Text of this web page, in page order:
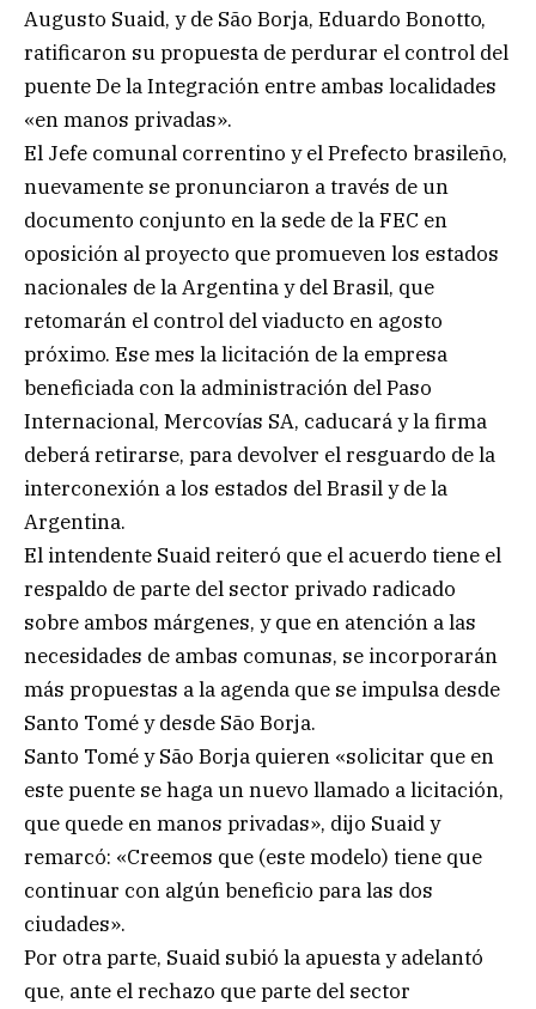
Augusto Suaid, y de São Borja, Eduardo Bonotto,
ratificaron su propuesta de perdurar el control del
puente De la Integración entre ambas localidades
«en manos privadas».
El Jefe comunal correntino y el Prefecto brasileño,
nuevamente se pronunciaron a través de un
documento conjunto en la sede de la FEC en
oposición al proyecto que promueven los estados
nacionales de la Argentina y del Brasil, que
retomarán el control del viaducto en agosto
próximo. Ese mes la licitación de la empresa
beneficiada con la administración del Paso
Internacional, Mercovías SA, caducará y la firma
deberá retirarse, para devolver el resguardo de la
interconexión a los estados del Brasil y de la
Argentina.
El intendente Suaid reiteró que el acuerdo tiene el
respaldo de parte del sector privado radicado
sobre ambos márgenes, y que en atención a las
necesidades de ambas comunas, se incorporarán
más propuestas a la agenda que se impulsa desde
Santo Tomé y desde São Borja.
Santo Tomé y São Borja quieren «solicitar que en
este puente se haga un nuevo llamado a licitación,
que quede en manos privadas», dijo Suaid y
remarcó: «Creemos que (este modelo) tiene que
continuar con algún beneficio para las dos
ciudades».
Por otra parte, Suaid subió la apuesta y adelantó
que, ante el rechazo que parte del sector